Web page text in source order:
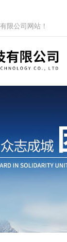
限公司网站！